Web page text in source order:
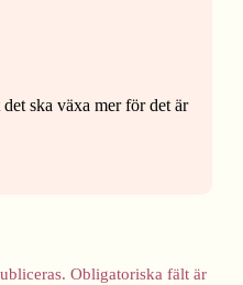
ska växa mer för det är
Obligatoriska fält är